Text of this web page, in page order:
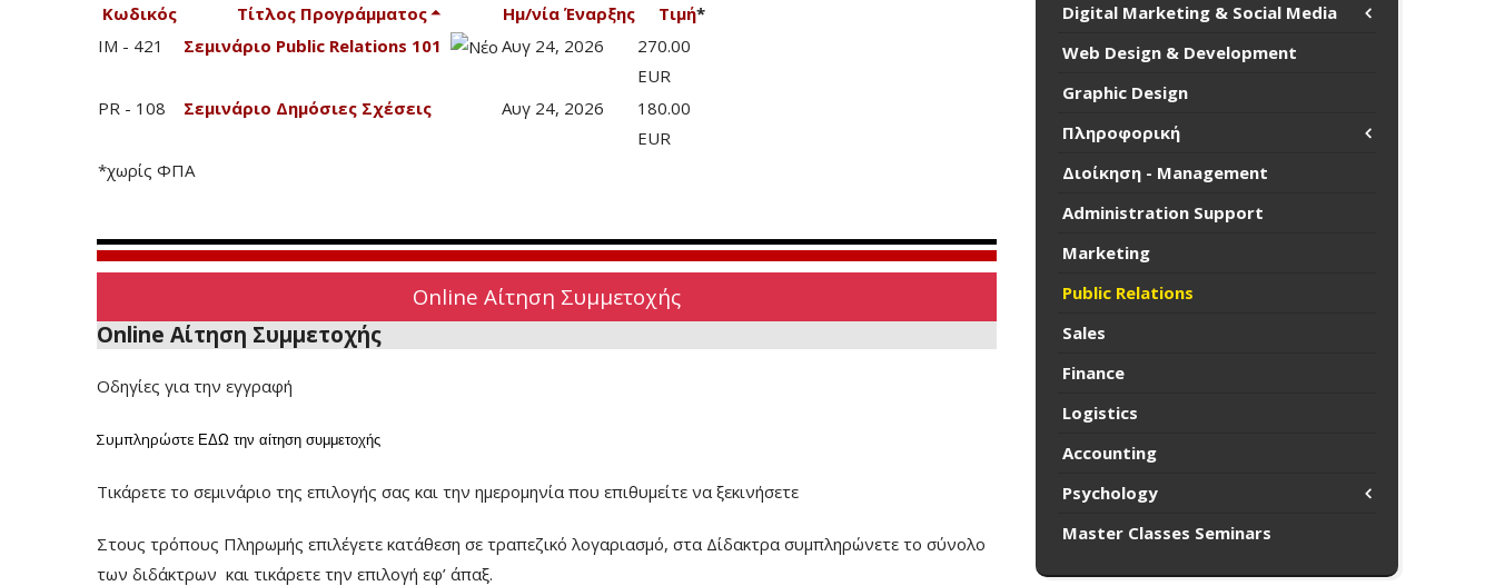
Κωδικός Τίτλος Προγράμματος Ημ/νία Έναρξης Τιμή*
IM - 421
Σεμινάριο Public Relations 101 Αυγ 24, 2026
270.00
EUR
PR - 108
Σεμινάριο Δημόσιες Σχέσεις Αυγ 24, 2026
180.00
EUR
*χωρίς ΦΠΑ
Online Αίτηση Συμμετοχής
Online Αίτηση Συμμετοχής
Οδηγίες για την εγγραφή
Συμπληρώστε ΕΔΩ την αίτηση συμμετοχής
Τικάρετε το σεμινάριο της επιλογής σας και την ημερομηνία που επιθυμείτε να ξεκινήσετε
Στους τρόπους Πληρωμής επιλέγετε κατάθεση σε τραπεζικό λογαριασμό, στα Δίδακτρα συμπληρώνετε το σύνολο
των διδάκτρων και τικάρετε την επιλογή εφ’ άπαξ.
Digital Marketing & Social Media
Web Design & Development
Graphic Design
Πληροφορική
Διοίκηση - Management
Administration Support
Marketing
Public Relations
Sales
Finance
Logistics
Accounting
Psychology
Master Classes Seminars